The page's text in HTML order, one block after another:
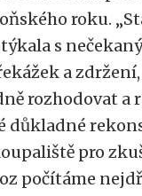
roku.
s
a zdržení,
rozhodovat a
důkladné
pro
počítáme